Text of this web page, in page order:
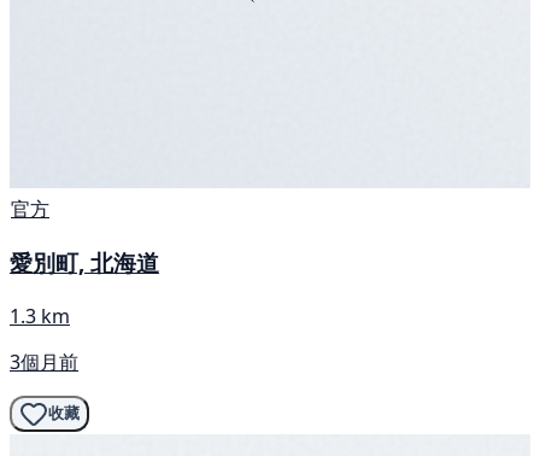
官方
愛別町, 北海道
1.3 km
3個月前
收藏